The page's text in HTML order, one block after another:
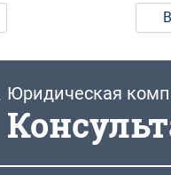
Юридическая